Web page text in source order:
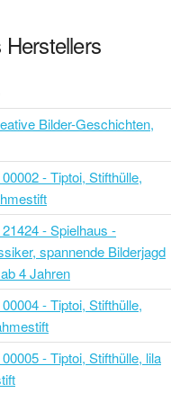
Bilder-Geschichten,
- Tiptoi, Stifthülle,
- Spielhaus -
spannende Bilderjagd
4 Jahren
- Tiptoi, Stifthülle,
- Tiptoi, Stifthülle, lila